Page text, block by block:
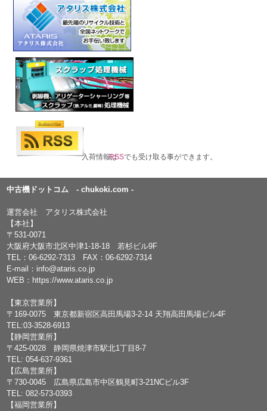
入荷情報はRSSでも受け取る事ができます。
中古機ドットコム - chukoki.com -
運営会社 アタリス株式会社
【本社】
〒531-0071
大阪府大阪市北区中津1-18-18 若杉ビル9F
TEL：06-6292-7313 FAX：06-6292-7314
E-mail： info@ataris.co.jp
WEB： https://www.ataris.co.jp
【東京営業所】
〒169-0075 東京都新宿区高田馬場3-2-14 天翔高田馬場ビル4F
TEL:03-3528-6913
【静岡営業所】
〒425-0028 静岡県焼津市駅北1丁目8-7
TEL: 054-637-9361
【広島営業所】
〒730-0045 広島県広島市中区鶴見町3-21NCビル3F
TEL: 082-573-0393
【福岡営業所】